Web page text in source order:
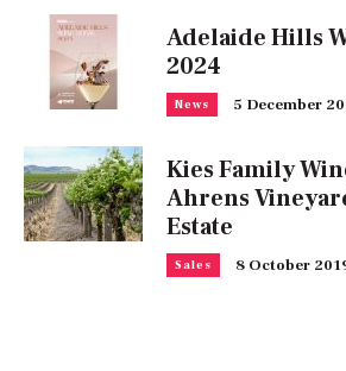
Adelaide Hills
2024
News 5 December
Kies Family
Ahrens
Estate
Sales 8 October